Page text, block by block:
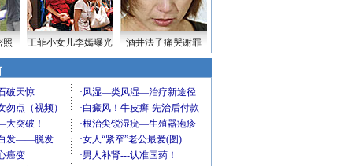
照 王菲小女儿李嫣曝光 酒井法子痛哭谢罪